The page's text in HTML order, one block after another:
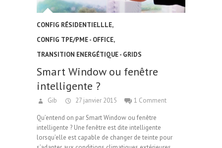
CONFIG RÉSIDENTIELLLE,
CONFIG TPE/PME - OFFICE,
TRANSITION ENERGÉTIQUE - GRIDS
Smart Window ou fenêtre
intelligente ?
Gib 27 janvier 2015 1 Comment
Qu’entend on par Smart Window ou fenêtre
intelligente ? Une fenêtre est dite intelligente
lorsqu’elle est capable de changer de teinte pour